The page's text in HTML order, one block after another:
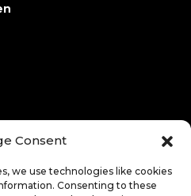
Consent
we use technologies like cookies
Consenting to these